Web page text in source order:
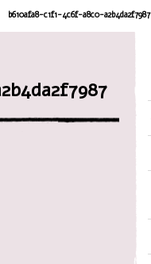
b610afa8-c1f1-4c6f-a8c0-a2b4da2f7987